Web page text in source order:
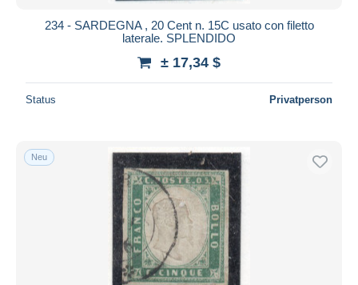
234 - SARDEGNA , 20 Cent n. 15C usato con filetto
laterale. SPLENDIDO
± 17,34 $
Status Privatperson
Neu